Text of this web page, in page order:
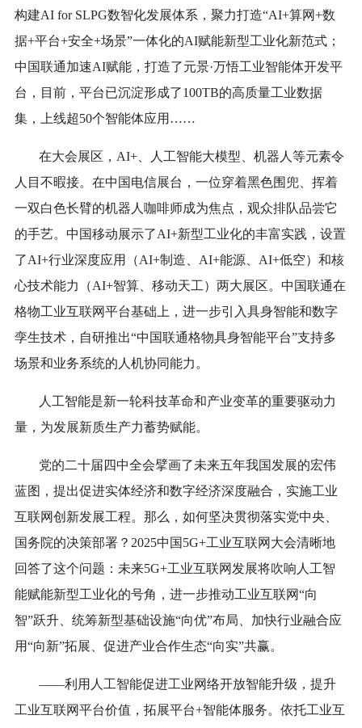
构建AI for SLPG数智化发展体系，聚力打造“AI+算网+数
据+平台+安全+场景”一体化的AI赋能新型工业化新范式；
中国联通加速AI赋能，打造了元景·万悟工业智能体开发平
台，目前，平台已沉淀形成了100TB的高质量工业数据
集，上线超50个智能体应用……
在大会展区，AI+、人工智能大模型、机器人等元素令
人目不暇接。在中国电信展台，一位穿着黑色围兜、挥着
一双白色长臂的机器人咖啡师成为焦点，观众排队品尝它
的手艺。中国移动展示了AI+新型工业化的丰富实践，设置
了AI+行业深度应用（AI+制造、AI+能源、AI+低空）和核
心技术能力（AI+智算、移动天工）两大展区。中国联通在
格物工业互联网平台基础上，进一步引入具身智能和数字
孪生技术，自研推出“中国联通格物具身智能平台”支持多
场景和业务系统的人机协同能力。
人工智能是新一轮科技革命和产业变革的重要驱动力
量，为发展新质生产力蓄势赋能。
党的二十届四中全会擘画了未来五年我国发展的宏伟
蓝图，提出促进实体经济和数字经济深度融合，实施工业
互联网创新发展工程。那么，如何坚决贯彻落实党中央、
国务院的决策部署？2025中国5G+工业互联网大会清晰地
回答了这个问题：未来5G+工业互联网发展将吹响人工智
能赋能新型工业化的号角，进一步推动工业互联网“向
智”跃升、统筹新型基础设施“向优”布局、加快行业融合应
用“向新”拓展、促进产业合作生态“向实”共赢。
——利用人工智能促进工业网络开放智能升级，提升
工业互联网平台价值，拓展平台+智能体服务。依托工业互